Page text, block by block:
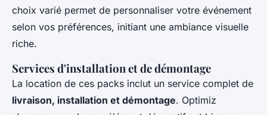
choix varié permet de personnaliser votre événement
selon vos préférences, initiant une ambiance visuelle
riche.
Services d'installation et de démontage
La location de ces packs inclut un service complet de
livraison, installation et démontage. Optimiz